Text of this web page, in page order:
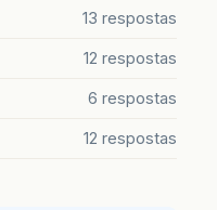
13 respostas
12 respostas
6 respostas
12 respostas